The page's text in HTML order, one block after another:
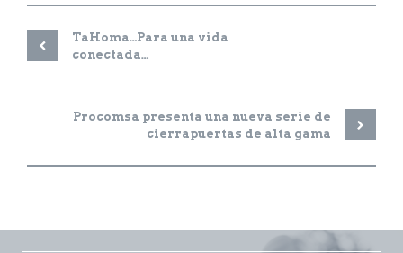
TaHoma…Para una vida
conectada…
Procomsa presenta una nueva serie de
cierrapuertas de alta gama